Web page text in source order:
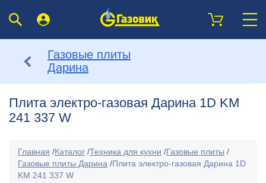
Газовые плиты
Дарина
Плита электро-газовая Дарина 1D KM
241 337 W
Главная /Каталог /Техника для кухни /Газовые плиты /
Газовые плиты Дарина /Плита электро-газовая Дарина 1D
KM 241 337 W